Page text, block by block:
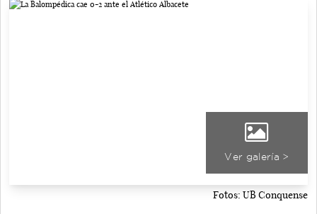
Ver galería >
Fotos: UB Conquense